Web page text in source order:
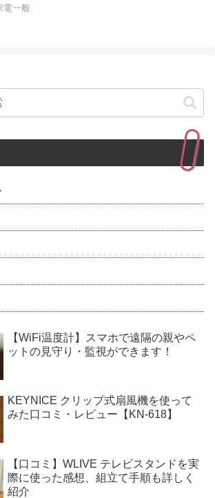
電一般
【WiFi温度計】スマホで遠隔の親やペ
ットの見守り・監視ができます！
KEYNICE クリップ式扇風機を使って
みた口コミ・レビュー【KN-618】
【口コミ】WLIVE テレビスタンドを実
際に使った感想、組立て手順も詳しく
紹介